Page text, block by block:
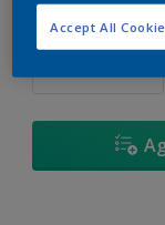
Cantidad
Accept All